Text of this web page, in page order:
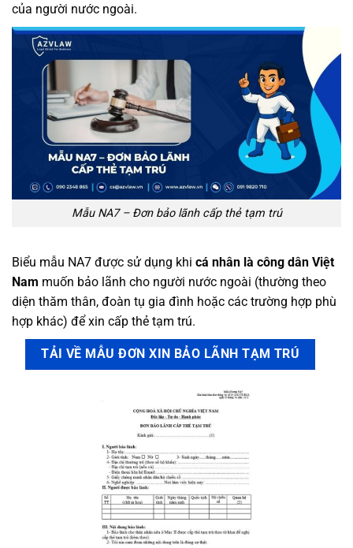
của người nước ngoài.
Mẫu NA7 – Đơn bảo lãnh cấp thẻ tạm trú
Biểu mẫu NA7 được sử dụng khi cá nhân là công dân Việt
Nam muốn bảo lãnh cho người nước ngoài (thường theo
diện thăm thân, đoàn tụ gia đình hoặc các trường hợp phù
hợp khác) để xin cấp thẻ tạm trú.
TẢI VỀ MẪU ĐƠN XIN BẢO LÃNH TẠM TRÚ